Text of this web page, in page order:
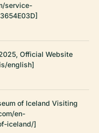
service-
Official Website
english]
of Iceland Visiting
en-
iceland/]